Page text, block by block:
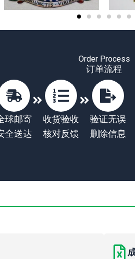
Order Process
订单流程
球邮寄
全送达
收货验收
核对反馈
验证无误
删除信息